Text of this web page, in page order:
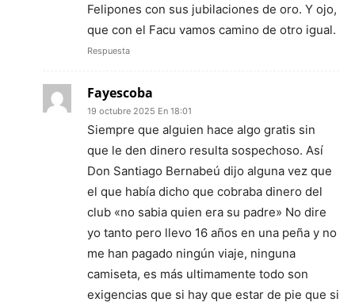
Felipones con sus jubilaciones de oro. Y ojo,
que con el Facu vamos camino de otro igual.
Respuesta
Fayescoba
19 octubre 2025 En 18:01
Siempre que alguien hace algo gratis sin
que le den dinero resulta sospechoso. Así
Don Santiago Bernabeú dijo alguna vez que
el que había dicho que cobraba dinero del
club «no sabia quien era su padre» No dire
yo tanto pero llevo 16 años en una peña y no
me han pagado ningún viaje, ninguna
camiseta, es más ultimamente todo son
exigencias que si hay que estar de pie que si